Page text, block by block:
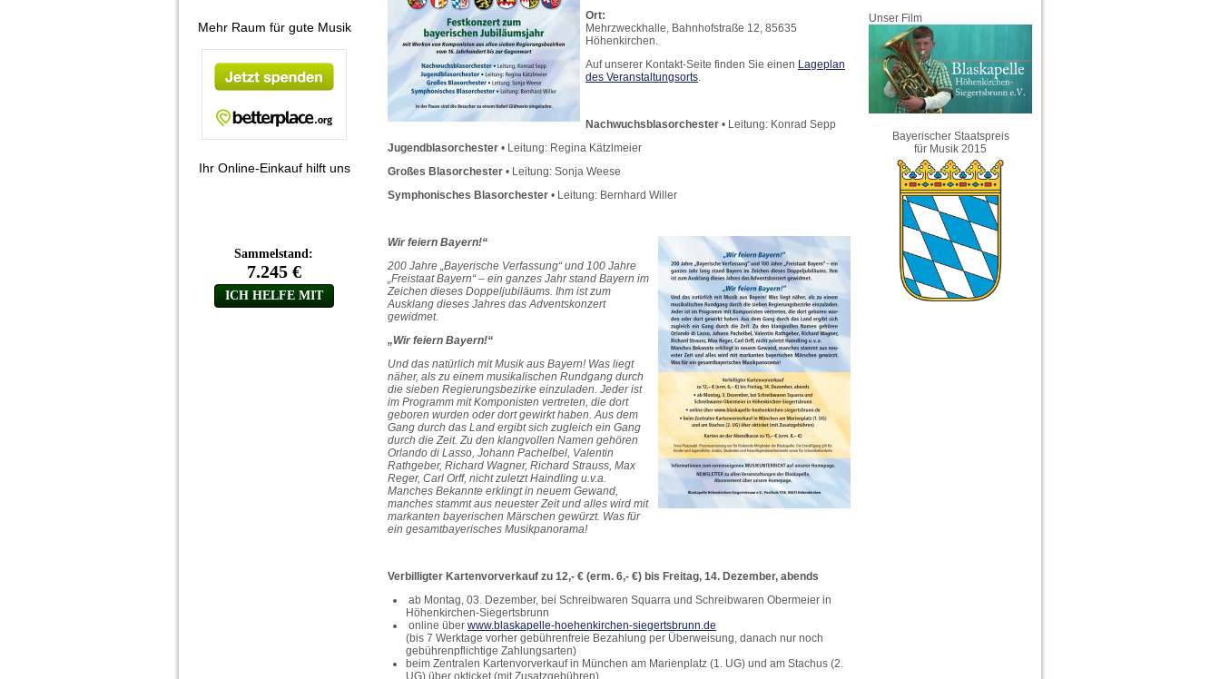
Unser Film
Bayerischer Staatspreis
für Musik 2015
Mehr Raum für gute Musik
Ihr Online-Einkauf hilft uns
Ort:
Mehrzweckhalle, Bahnhofstraße 12, 85635
Höhenkirchen.
Auf unserer Kontakt-Seite finden Sie einen Lageplan
des Veranstaltungsorts.
Nachwuchsblasorchester • Leitung: Konrad Sepp
Jugendblasorchester • Leitung: Regina Kätzlmeier
Großes Blasorchester • Leitung: Sonja Weese
Symphonisches Blasorchester • Leitung: Bernhard Willer
Wir feiern Bayern!“
200 Jahre „Bayerische Verfassung“ und 100 Jahre
„Freistaat Bayern“ – ein ganzes Jahr stand Bayern im
Zeichen dieses Doppeljubiläums. Ihm ist zum
Ausklang dieses Jahres das Adventskonzert
gewidmet.
„Wir feiern Bayern!“
Und das natürlich mit Musik aus Bayern! Was liegt
näher, als zu einem musikalischen Rundgang durch
die sieben Regierungsbezirke einzuladen. Jeder ist
im Programm mit Komponisten vertreten, die dort
geboren wurden oder dort gewirkt haben. Aus dem
Gang durch das Land ergibt sich zugleich ein Gang
durch die Zeit. Zu den klangvollen Namen gehören
Orlando di Lasso, Johann Pachelbel, Valentin
Rathgeber, Richard Wagner, Richard Strauss, Max
Reger, Carl Orff, nicht zuletzt Haindling u.v.a.
Manches Bekannte erklingt in neuem Gewand,
manches stammt aus neuester Zeit und alles wird mit
markanten bayerischen Märschen gewürzt. Was für
ein gesamtbayerisches Musikpanorama!
Verbilligter Kartenvorverkauf zu 12,- € (erm. 6,- €) bis Freitag, 14. Dezember, abends
ab Montag, 03. Dezember, bei Schreibwaren Squarra und Schreibwaren Obermeier in
Höhenkirchen-Siegertsbrunn
online über www.blaskapelle-hoehenkirchen-siegertsbrunn.de
(bis 7 Werktage vorher gebührenfreie Bezahlung per Überweisung, danach nur noch
gebührenpflichtige Zahlungsarten)
beim Zentralen Kartenvorverkauf in München am Marienplatz (1. UG) und am Stachus (2.
UG) über okticket (mit Zusatzgebühren)